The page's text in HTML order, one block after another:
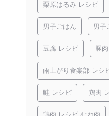
栗原はるみ レシピ
男子ごはん 男子
豆腐 レシピ 豚
雨上がり食楽部 レシ
鮭 レシピ 鶏肉